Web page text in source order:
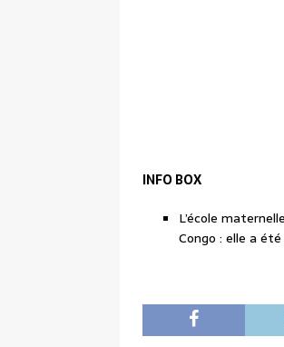
INFO BOX
L’école
Congo : elle a